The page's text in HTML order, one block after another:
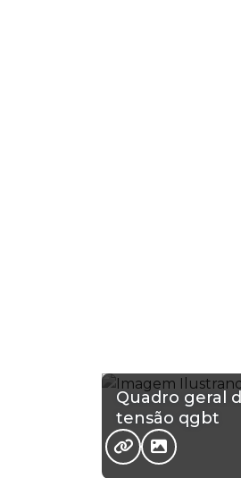
Quadro geral
tensão qgbt